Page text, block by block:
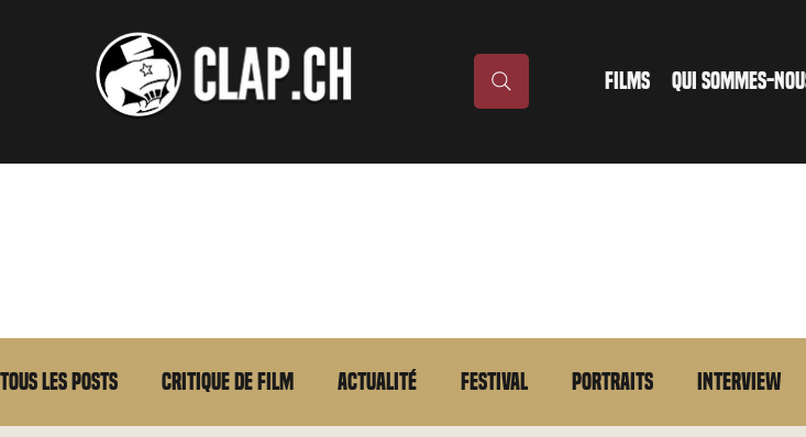
FILMS QUI SOMMES-
Tous les posts Critique de film Actualité Festival Portraits Interview